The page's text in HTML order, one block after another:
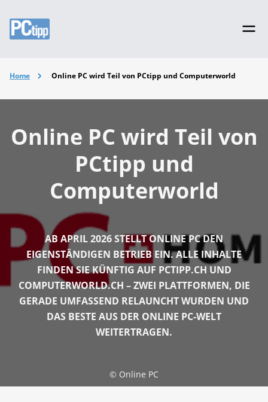
Home Online PC wird Teil von PCtipp und Computerworld
Online PC wird Teil von
PCtipp und
Computerworld
AB APRIL 2026 STELLT ONLINE PC DEN
EIGENSTÄNDIGEN BETRIEB EIN. ALLE INHALTE
FINDEN SIE KÜNFTIG AUF PCTIPP.CH UND
COMPUTERWORLD.CH – ZWEI PLATTFORMEN, DIE
GERADE UMFASSEND RELAUNCHT WURDEN UND
DAS BESTE AUS DER ONLINE PC-WELT
WEITERTRAGEN.
© Online PC